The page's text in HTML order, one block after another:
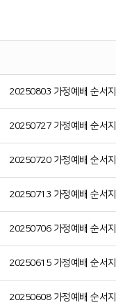
20250803 가정예배 순서지
20250727 가정예배 순서지
20250720 가정예배 순서지
20250713 가정예배 순서지
20250706 가정예배 순서지
20250615 가정예배 순서지
20250608 가정예배 순서지